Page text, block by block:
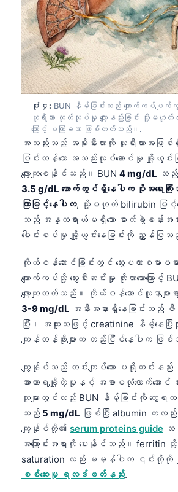
ပုံ ၄: BUN နိမ့်ခြင်းသည် ကျောက်ကပ်ပျ
ယူရီးယား ထုတ်လုပ်မှု လျော့နည်းခြင်း သို့မဟုတ်
ကြောင့် မကြာခဏ ဖြစ်တတ်သည်။.
အသည်းသည် အမိုးနီးယားကို ယူရီးယားအဖြစ် ပြော
ပြင်းထန်သော အသည်းလုပ်ဆောင်မှု ချို့ယွင်း
လျော့ကျစေနိုင်သည်။ BUN 4 mg/dL သည်
3.5 g/dL အောက်တွင်ရှိနေပါက ပိုအရေးကြီ
ကြာမြင့်နေပါက, သို့မဟုတ် bilirubin မြ
သည် အန္တရာယ်မရှိသော ဓာတ်ခွဲခန်းအ
ပေါင်းစပ်မှု ချို့ယွင်းနေခြင်းကို ညွှန်ပြ
ကိုယ်ဝန်ဆောင်ခြင်းတွင် သွေးပလာစမာပမာ
ကျောက်ကပ်သို့ သွေးစီးဆင်းမှု တိုးလာသောကြော
လျော့ကျတတ်သည်။ ကိုယ်ဝန်ဆောင်လူနာမျာ
3-9 mg/dL အနီးအနားရှိနေခြင်းသ
ပြီး၊ အထူးသဖြင့် creatinine နိမ့်နေပ
ကျန်တန်ဖိုးများက တည်ငြိမ်နေပါက ဖြ
ကျွန်ုပ်သည် တင်းကျပ်သော ပရိုတင်းနည်း အစ
အာဟာရချို့တဲ့မှုနှင့် အစာမလုံလောက်အောင်
သူများတွင်လည်း BUN နိမ့်ခြင်းကို တွေ့
သည် 5 mg/dL ဖြစ်ပြီး albumin ကလ
ကျွန်ုပ်တို့၏ serum proteins guide သ
အကြောင်းအရာကို ပေးနိုင်သည်။
saturation လည်း မမှန်ပါက ၎င်းတို့
စစ်ဆေးမှု ရလဒ်ဖတ်နည်း.